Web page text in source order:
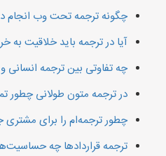
چگونه ترجمه تحت وب انجام
آیا در ترجمه باید خلاقیت به
چه تفاوتی بین ترجمه
در ترجمه متون طولانی چطور
چطور ترجمه‌ام را برای
ترجمه قراردادها چه